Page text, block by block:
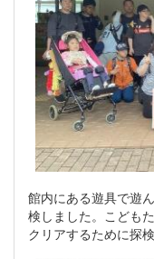
館内にある遊具で遊
検しました。こども
クリアするために探検